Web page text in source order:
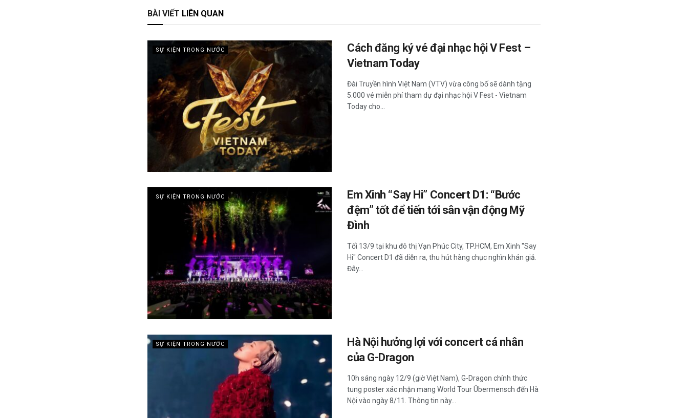
BÀI VIẾT LIÊN QUAN
SỰ KIỆN TRONG NƯỚC
Cách đăng ký vé đại nhạc hội V Fest –
Vietnam Today
Đài Truyền hình Việt Nam (VTV) vừa công bố sẽ dành tặng
5.000 vé miễn phí tham dự đại nhạc hội V Fest - Vietnam
Today cho...
SỰ KIỆN TRONG NƯỚC
Em Xinh “Say Hi” Concert D1: “Bước
đệm” tốt để tiến tới sân vận động Mỹ
Đình
Tối 13/9 tại khu đô thị Vạn Phúc City, TP.HCM, Em Xinh "Say
Hi" Concert D1 đã diễn ra, thu hút hàng chục nghìn khán giả.
Đây...
SỰ KIỆN TRONG NƯỚC
Hà Nội hưởng lợi với concert cá nhân
của G-Dragon
10h sáng ngày 12/9 (giờ Việt Nam), G-Dragon chính thức
tung poster xác nhận mang World Tour Übermensch đến Hà
Nội vào ngày 8/11. Thông tin này...